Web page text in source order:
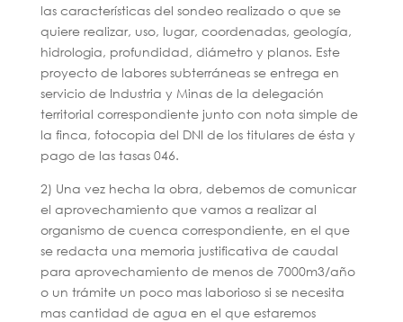
las características del sondeo realizado o que se
quiere realizar, uso, lugar, coordenadas, geología,
hidrologia, profundidad, diámetro y planos. Este
proyecto de labores subterráneas se entrega en
servicio de Industria y Minas de la delegación
territorial correspondiente junto con nota simple de
la finca, fotocopia del DNI de los titulares de ésta y
pago de las tasas 046.
2) Una vez hecha la obra, debemos de comunicar
el aprovechamiento que vamos a realizar al
organismo de cuenca correspondiente, en el que
se redacta una memoria justificativa de caudal
para aprovechamiento de menos de 7000m3/año
o un trámite un poco mas laborioso si se necesita
mas cantidad de agua en el que estaremos